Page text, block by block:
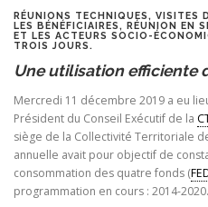
RÉUNIONS TECHNIQUES, VISITES
LES BÉNÉFICIAIRES, RÉUNION EN
ET LES ACTEURS SOCIO-
TROIS JOURS.
Une utilisation efficiente
Mercredi 11 décembre 2019 a eu
Président du Conseil Exécutif de la
siège de la Collectivité Territoriale
annuelle avait pour objectif de
consommation des quatre fonds (
programmation en cours : 2014-2020.